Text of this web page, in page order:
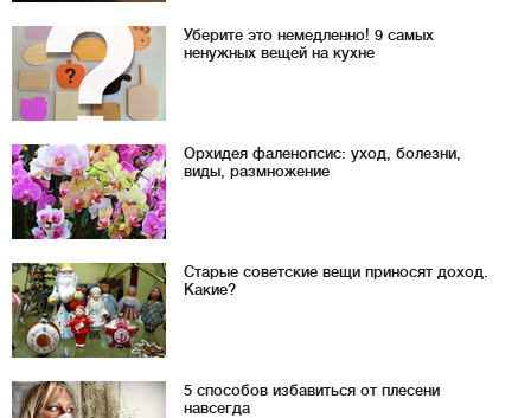
Уберите это немедленно! 9 самых
ненужных вещей на кухне
Орхидея фаленопсис: уход, болезни,
виды, размножение
Старые советские вещи приносят доход.
Какие?
5 способов избавиться от плесени
навсегда